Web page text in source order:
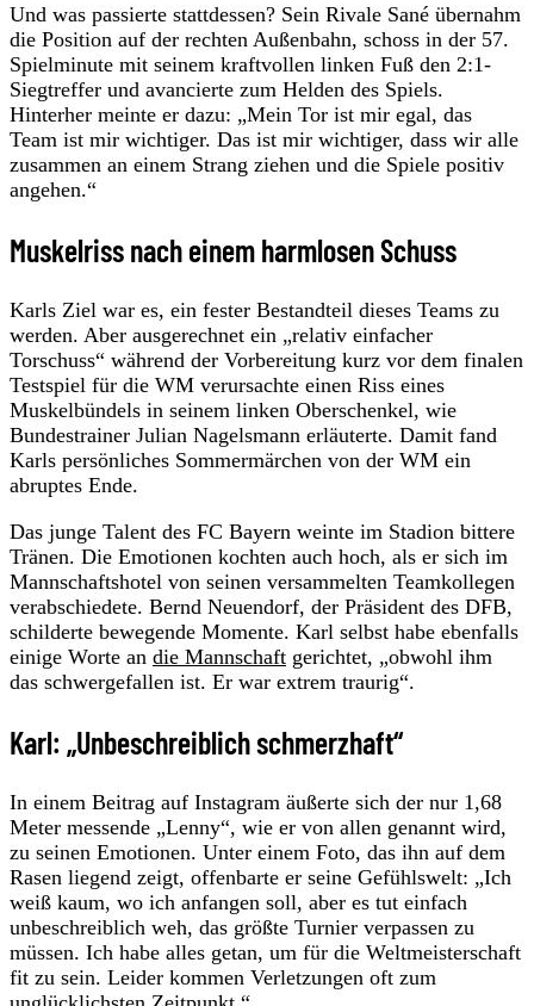
Und was passierte stattdessen? Sein Rivale Sané übernahm
die Position auf der rechten Außenbahn, schoss in der 57.
Spielminute mit seinem kraftvollen linken Fuß den 2:1-
Siegtreffer und avancierte zum Helden des Spiels.
Hinterher meinte er dazu: „Mein Tor ist mir egal, das
Team ist mir wichtiger. Das ist mir wichtiger, dass wir alle
zusammen an einem Strang ziehen und die Spiele positiv
angehen.“
Muskelriss nach einem harmlosen Schuss
Karls Ziel war es, ein fester Bestandteil dieses Teams zu
werden. Aber ausgerechnet ein „relativ einfacher
Torschuss“ während der Vorbereitung kurz vor dem finalen
Testspiel für die WM verursachte einen Riss eines
Muskelbündels in seinem linken Oberschenkel, wie
Bundestrainer Julian Nagelsmann erläuterte. Damit fand
Karls persönliches Sommermärchen von der WM ein
abruptes Ende.
Das junge Talent des FC Bayern weinte im Stadion bittere
Tränen. Die Emotionen kochten auch hoch, als er sich im
Mannschaftshotel von seinen versammelten Teamkollegen
verabschiedete. Bernd Neuendorf, der Präsident des DFB,
schilderte bewegende Momente. Karl selbst habe ebenfalls
einige Worte an die Mannschaft gerichtet, „obwohl ihm
das schwergefallen ist. Er war extrem traurig“.
Karl: „Unbeschreiblich schmerzhaft“
In einem Beitrag auf Instagram äußerte sich der nur 1,68
Meter messende „Lenny“, wie er von allen genannt wird,
zu seinen Emotionen. Unter einem Foto, das ihn auf dem
Rasen liegend zeigt, offenbarte er seine Gefühlswelt: „Ich
weiß kaum, wo ich anfangen soll, aber es tut einfach
unbeschreiblich weh, das größte Turnier verpassen zu
müssen. Ich habe alles getan, um für die Weltmeisterschaft
fit zu sein. Leider kommen Verletzungen oft zum